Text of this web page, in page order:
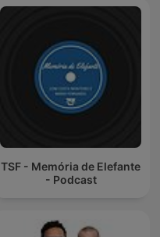
TSF - Memória de Elefante
- Podcast